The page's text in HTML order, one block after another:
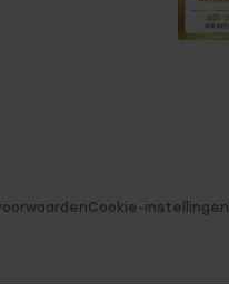
Cookie-instellingen